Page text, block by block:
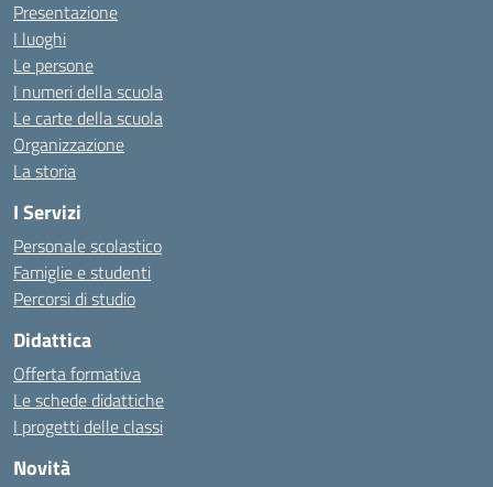
Presentazione
I luoghi
Le persone
I numeri della scuola
Le carte della scuola
Organizzazione
La storia
I Servizi
Personale scolastico
Famiglie e studenti
Percorsi di studio
Didattica
Offerta formativa
Le schede didattiche
I progetti delle classi
Novità